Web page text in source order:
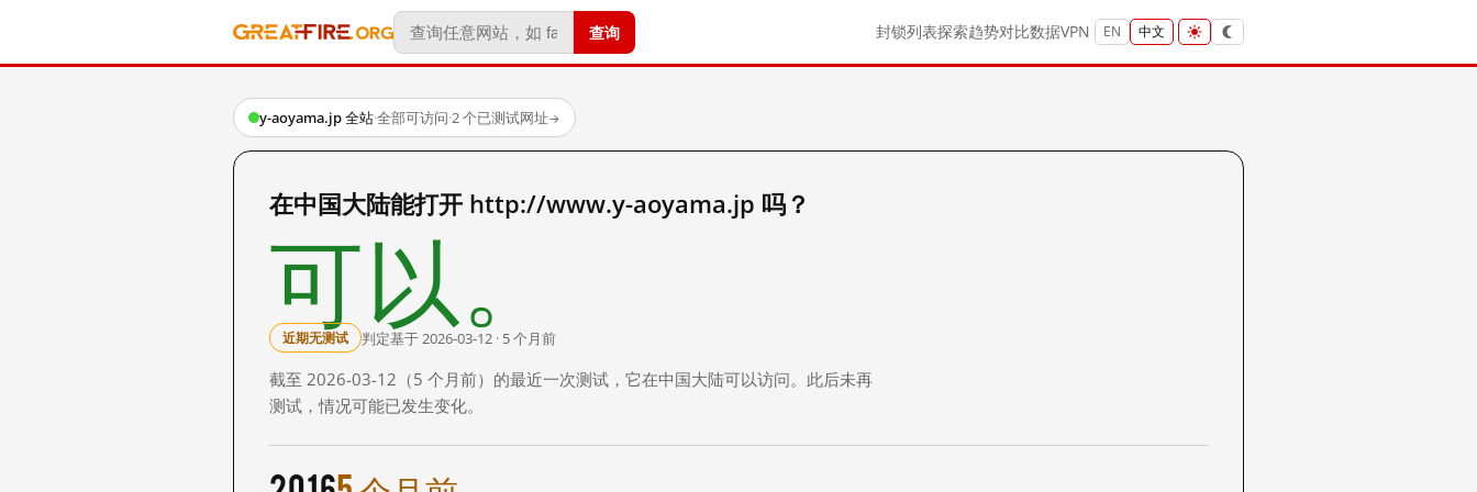
查询 封锁列表探索趋势对比数据VPN EN 中文
y-aoyama.jp 全站·全部可访问·2 个已测试网址→
在中国大陆能打开 http://www.y-aoyama.jp 吗？
可以。
近期无测试 判定基于 2026-03-12 · 5 个月前
截至 2026-03-12（5 个月前）的最近一次测试，它在中国大陆可以访问。此后未再
测试，情况可能已发生变化。